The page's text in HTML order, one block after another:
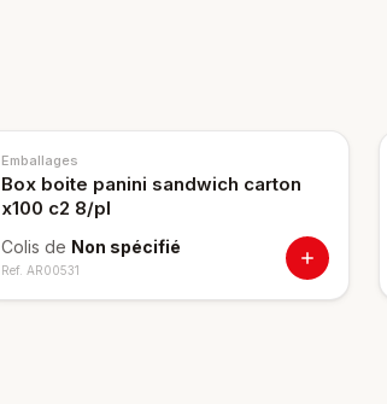
Emballages
Box boite panini sandwich carton
x100 c2 8/pl
Colis de Non spécifié
Ref. AR00531